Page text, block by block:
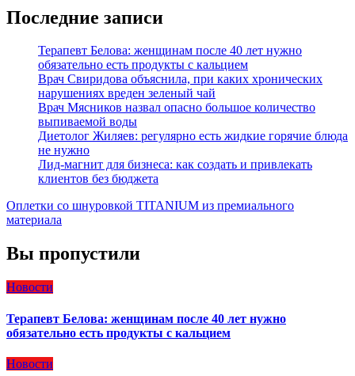
Последние записи
Терапевт Белова: женщинам после 40 лет нужно
обязательно есть продукты с кальцием
Врач Свиридова объяснила, при каких хронических
нарушениях вреден зеленый чай
Врач Мясников назвал опасно большое количество
выпиваемой воды
Диетолог Жиляев: регулярно есть жидкие горячие блюда
не нужно
Лид-магнит для бизнеса: как создать и привлекать
клиентов без бюджета
Оплетки со шнуровкой TITANIUM из премиального
материала
Вы пропустили
Новости
Терапевт Белова: женщинам после 40 лет нужно
обязательно есть продукты с кальцием
Новости